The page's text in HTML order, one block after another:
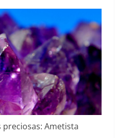
Ametista